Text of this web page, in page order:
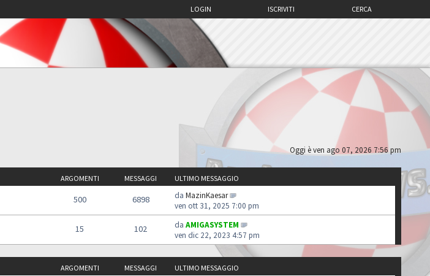
CERCA
ISCRIVITI
LOGIN
Oggi è ven ago 07, 2026 7:56 pm
ARGOMENTI MESSAGGI ULTIMO MESSAGGIO
500 6898 da MazinKaesar
ven ott 31, 2025 7:00 pm
15 102 da AMIGASYSTEM
ven dic 22, 2023 4:57 pm
ARGOMENTI MESSAGGI ULTIMO MESSAGGIO